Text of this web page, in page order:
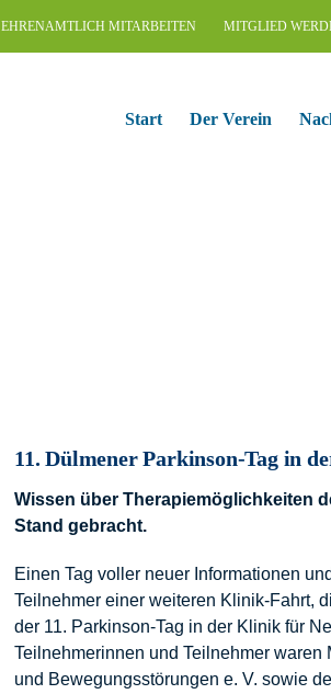
EHRENAMTLICH MITARBEITEN MITGLIED
Start Der Verein
11. Dülmener Parkinson-Tag in
Wissen über Therapiemöglichkeiten
Stand gebracht.
Einen Tag voller neuer Informationen
Teilnehmer einer weiteren Klinik-Fahrt,
der 11. Parkinson-Tag in der Klinik für
Teilnehmerinnen und Teilnehmer
und Bewegungsstörungen e. V. sowie